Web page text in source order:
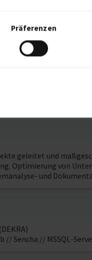
Präferenzen
geleitet und
Optimierung von
und
// Sencha // MSSQL-